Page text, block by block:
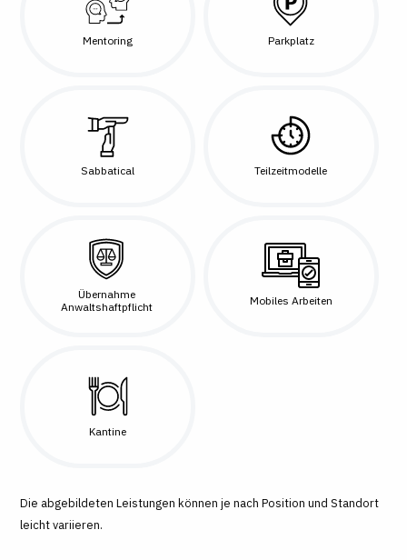
Mentoring Parkplatz
Sabbatical Teilzeitmodelle
Übernahme
Anwaltshaftpflicht
Mobiles Arbeiten
Kantine
Die abgebildeten Leistungen können je nach Position und Standort
leicht variieren.